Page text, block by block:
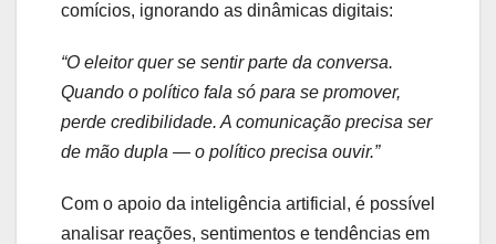
comícios, ignorando as dinâmicas digitais:
“O eleitor quer se sentir parte da conversa.
Quando o político fala só para se promover,
perde credibilidade. A comunicação precisa ser
de mão dupla — o político precisa ouvir.”
Com o apoio da inteligência artificial, é possível
analisar reações, sentimentos e tendências em